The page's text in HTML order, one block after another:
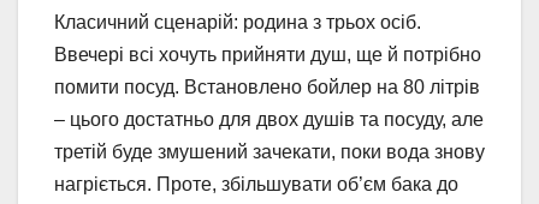
Класичний сценарій: родина з трьох осіб.
Ввечері всі хочуть прийняти душ, ще й потрібно
помити посуд. Встановлено бойлер на 80 літрів
– цього достатньо для двох душів та посуду, але
третій буде змушений зачекати, поки вода знову
нагріється. Проте, збільшувати об’єм бака до